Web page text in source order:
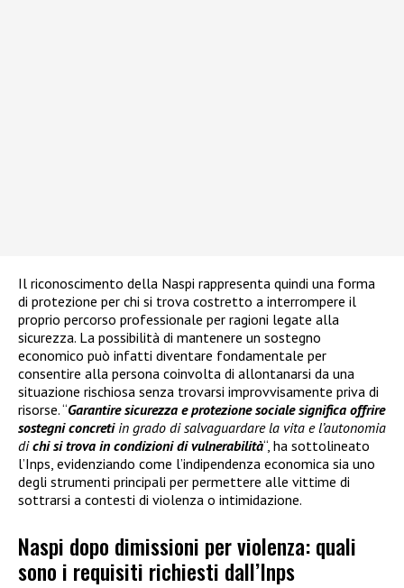
Il riconoscimento della Naspi rappresenta quindi una forma
di protezione per chi si trova costretto a interrompere il
proprio percorso professionale per ragioni legate alla
sicurezza. La possibilità di mantenere un sostegno
economico può infatti diventare fondamentale per
consentire alla persona coinvolta di allontanarsi da una
situazione rischiosa senza trovarsi improvvisamente priva di
risorse. “Garantire sicurezza e protezione sociale significa offrire
sostegni concretiin grado di salvaguardare la vita e l’autonomia
dichi si trova in condizioni di vulnerabilità“, ha sottolineato
l’Inps, evidenziando come l’indipendenza economica sia uno
degli strumenti principali per permettere alle vittime di
sottrarsi a contesti di violenza o intimidazione.
Naspi dopo dimissioni per violenza: quali
sono i requisiti richiesti dall’Inps